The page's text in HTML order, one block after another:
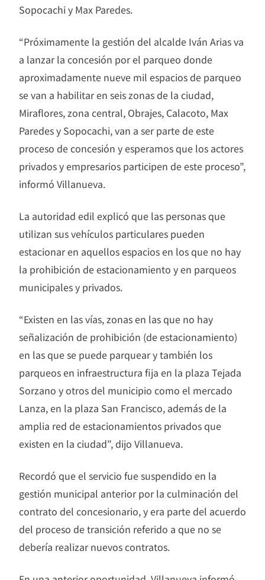
Sopocachi y Max Paredes.
“Próximamente la gestión del alcalde Iván Arias va
a lanzar la concesión por el parqueo donde
aproximadamente nueve mil espacios de parqueo
se van a habilitar en seis zonas de la ciudad,
Miraflores, zona central, Obrajes, Calacoto, Max
Paredes y Sopocachi, van a ser parte de este
proceso de concesión y esperamos que los actores
privados y empresarios participen de este proceso”,
informó Villanueva.
La autoridad edil explicó que las personas que
utilizan sus vehículos particulares pueden
estacionar en aquellos espacios en los que no hay
la prohibición de estacionamiento y en parqueos
municipales y privados.
“Existen en las vías, zonas en las que no hay
señalización de prohibición (de estacionamiento)
en las que se puede parquear y también los
parqueos en infraestructura fija en la plaza Tejada
Sorzano y otros del municipio como el mercado
Lanza, en la plaza San Francisco, además de la
amplia red de estacionamientos privados que
existen en la ciudad”, dijo Villanueva.
Recordó que el servicio fue suspendido en la
gestión municipal anterior por la culminación del
contrato del concesionario, y era parte del acuerdo
del proceso de transición referido a que no se
debería realizar nuevos contratos.